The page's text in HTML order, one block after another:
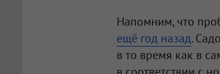
Напомним, что
ещё год назад.
в то время как в